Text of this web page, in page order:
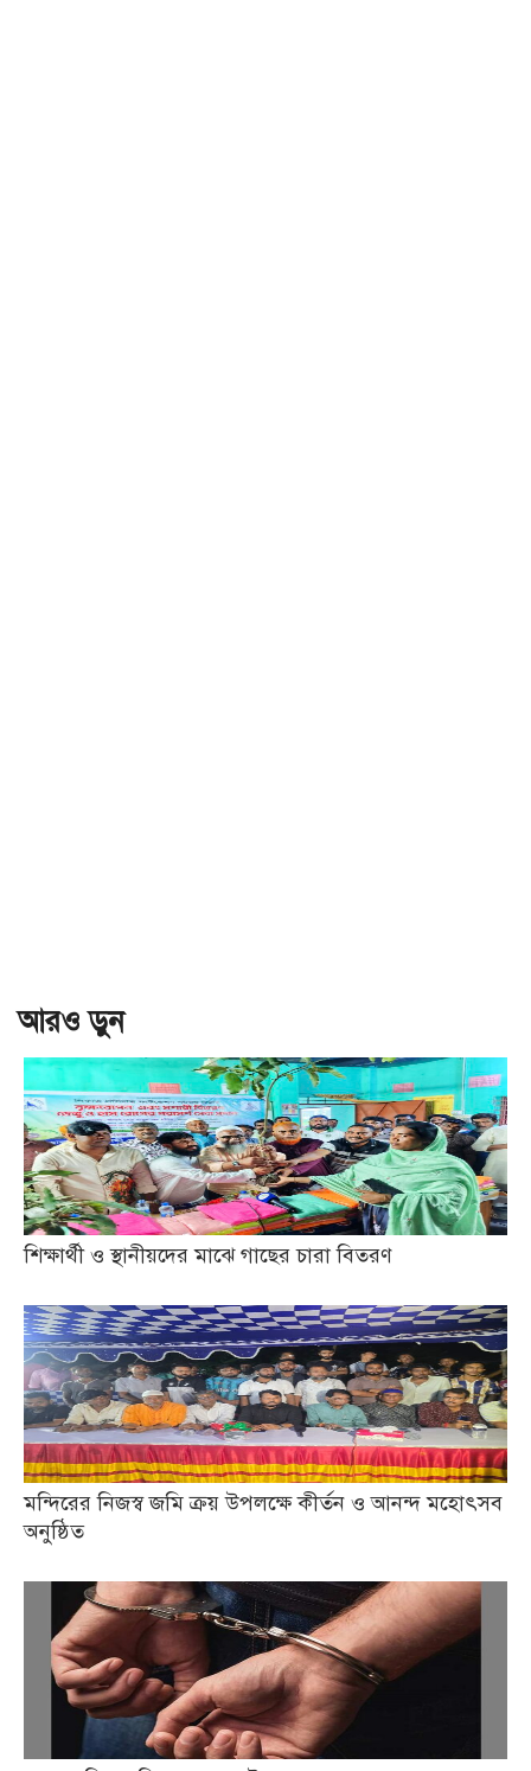
আরও ড়ুন
শিক্ষার্থী ও স্থানীয়দের মাঝে গাছের চারা বিতরণ
মন্দিরের নিজস্ব জমি ক্রয় উপলক্ষে কীর্তন ও আনন্দ মহোৎসব
অনুষ্ঠিত